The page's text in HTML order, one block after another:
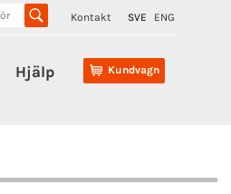
Kontakt SVE ENG
Kundvagn
Hjälp